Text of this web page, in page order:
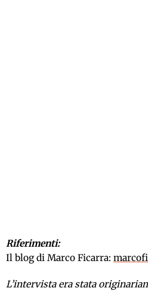
Riferimenti:
Il blog di Marco Ficarra:
L’intervista era stata